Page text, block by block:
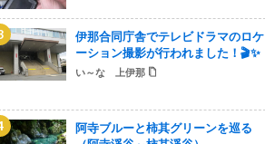
伊那合同庁舎でテレビドラマのロケ
ーション撮影が行われました！🎬✨
い～な 上伊那
阿寺ブルーと柿其グリーンを巡る